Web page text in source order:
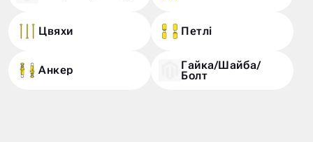
Цвяхи Петлі
Анкер Гайка/Шайба/
Болт